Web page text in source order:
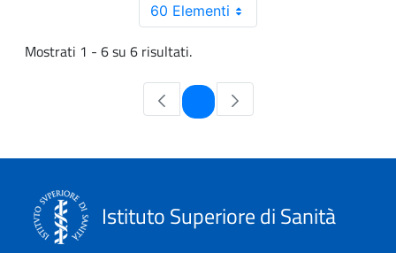
60 Elementi
Mostrati 1 - 6 su 6 risultati.
Pagina
Istituto Superiore di Sanità